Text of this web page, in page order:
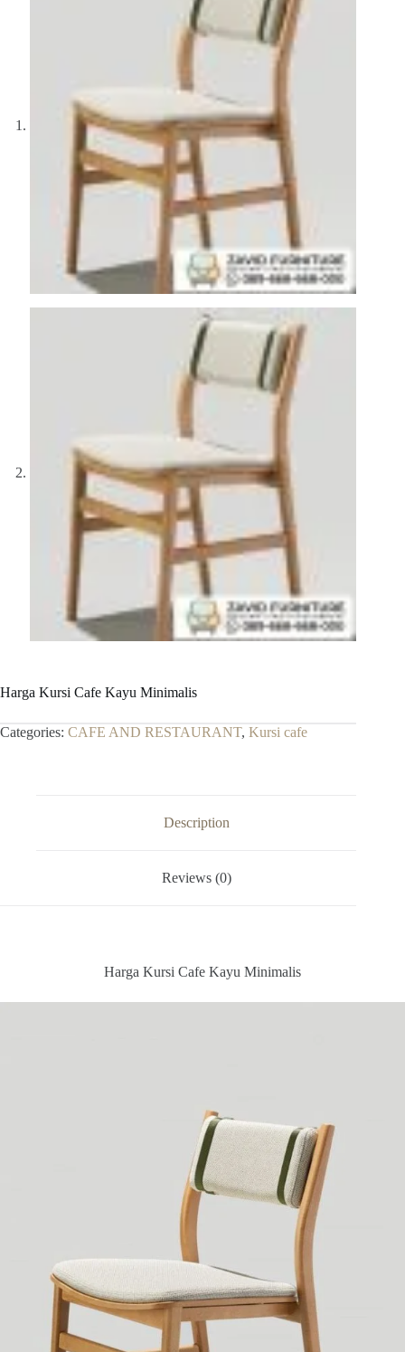
Harga Kursi Cafe Kayu Minimalis
Categories: CAFE AND RESTAURANT, Kursi cafe
Description
Reviews (0)
Harga Kursi Cafe Kayu Minimalis